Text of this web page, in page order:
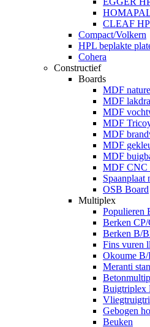
CLEAF
Compact/Volkern
HPL beplakte
Cohera
Constructief
Boards
MDF
MDF
MDF
MDF
MDF
MDF
MDF
MDF CNC
Spaanplaat
OSB Board
Multiplex
Populieren
Berken
Berken B/
Fins vuren
Okoume
Meranti
Buigtriplex
Gebogen
Beuken